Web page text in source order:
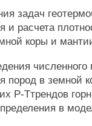
задач
и расчета
коры и
пород в земной
Р-Ттрендов
в